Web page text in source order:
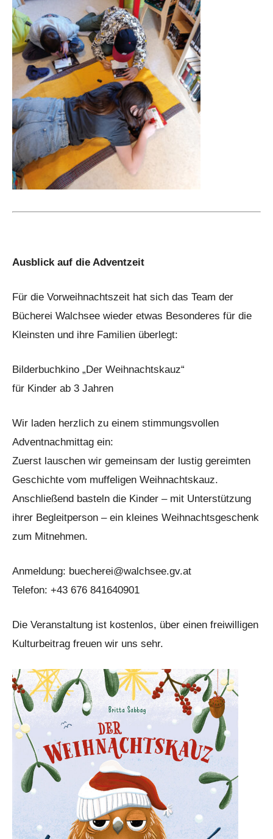
Ausblick auf die Adventzeit
Für die Vorweihnachtszeit hat sich das Team der
Bücherei Walchsee wieder etwas Besonderes für die
Kleinsten und ihre Familien überlegt:
Bilderbuchkino „Der Weihnachtskauz“
für Kinder ab 3 Jahren
Wir laden herzlich zu einem stimmungsvollen
Adventnachmittag ein:
Zuerst lauschen wir gemeinsam der lustig gereimten
Geschichte vom muffeligen Weihnachtskauz.
Anschließend basteln die Kinder – mit Unterstützung
ihrer Begleitperson – ein kleines Weihnachtsgeschenk
zum Mitnehmen.
Anmeldung: buecherei@walchsee.gv.at
Telefon: +43 676 841640901
Die Veranstaltung ist kostenlos, über einen freiwilligen
Kulturbeitrag freuen wir uns sehr.